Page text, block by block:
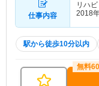
仕事内容
リハ
2018
駅から徒歩10分以内